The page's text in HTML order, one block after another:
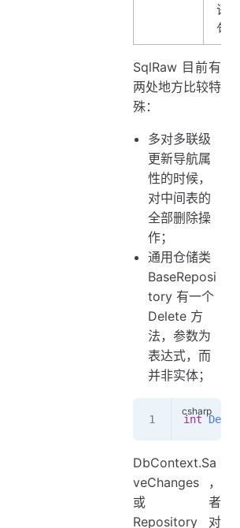
语
句
SqlRaw 目前有
两处地方比较特
殊：
多对多联级
更新导航属
性的时候，
对中间表的
全部删除操
作；
通用仓储类
BaseReposi
tory 有一个
Delete 方
法，参数为
表达式，而
并非实体；
int
DbContext.Sa
veChanges，
或者
Repository 对